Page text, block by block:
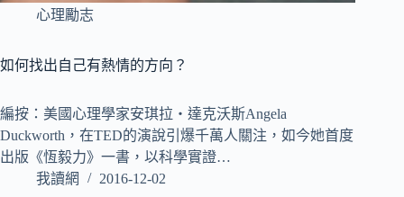
心理勵志
如何找出自己有熱情的方向？
編按：美國心理學家安琪拉‧達克沃斯Angela
Duckworth，在TED的演說引爆千萬人關注，如今她首度
出版《恆毅力》一書，以科學實證…
我讀網
2016-12-02